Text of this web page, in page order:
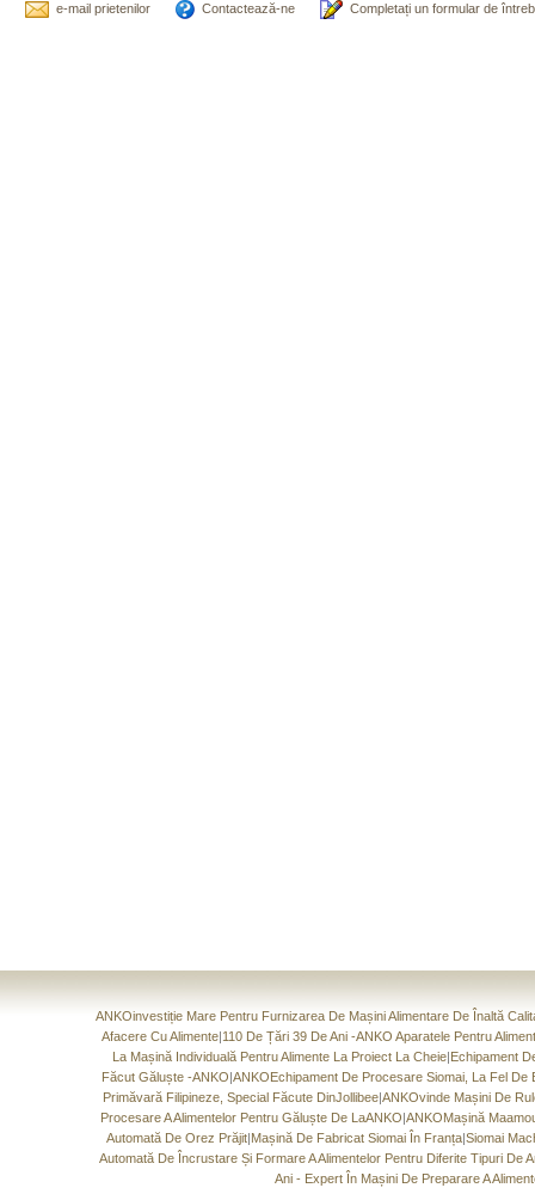
e-mail prietenilor Contactează-ne Completați un formular de
ANKOinvestiție Mare Pentru Furnizarea De Mașini Alimentare De Înaltă
Afacere Cu Alimente|110 De Țări 39 De Ani -ANKO Aparatele Pentru
La Mașină Individuală Pentru Alimente La Proiect La Cheie|Echipament
Făcut Găluște -ANKO|ANKOEchipament De Procesare Siomai, La Fel De
Primăvară Filipineze, Special Făcute DinJollibee|ANKOvinde Mașini De
Procesare A Alimentelor Pentru Găluște De LaANKO|ANKOMașină
Automată De Orez Prăjit|Mașină De Fabricat Siomai În Franța|Siomai
Automată De Încrustare Și Formare A Alimentelor Pentru Diferite Tipuri De
Ani - Expert În Mașini De Preparare A